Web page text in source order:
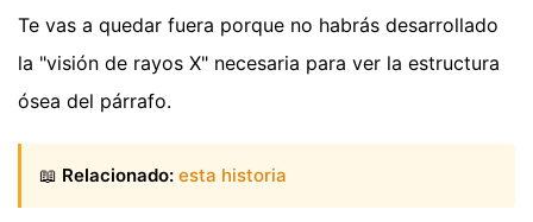
Te vas a quedar fuera porque no habrás desarrollado
la "visión de rayos X" necesaria para ver la estructura
ósea del párrafo.
📖 Relacionado: esta historia